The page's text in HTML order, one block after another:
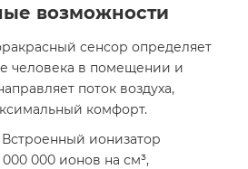
возможности
сенсор определяет
человека в помещении и
поток воздуха,
комфорт.​
Встроенный ионизатор
000 ионов на см³,